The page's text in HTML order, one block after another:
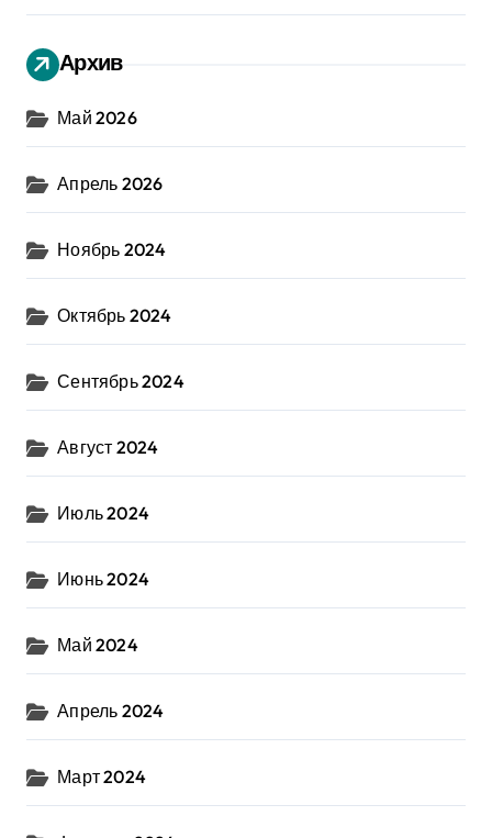
Архив
Май 2026
Апрель 2026
Ноябрь 2024
Октябрь 2024
Сентябрь 2024
Август 2024
Июль 2024
Июнь 2024
Май 2024
Апрель 2024
Март 2024